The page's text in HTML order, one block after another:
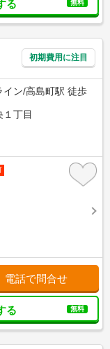
る 無料
初期費用に注目
ン/高島町駅 徒歩
丁目
電話で問合せ
る 無料